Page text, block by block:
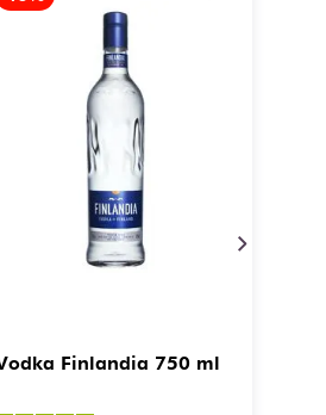
Finlandia 750 ml